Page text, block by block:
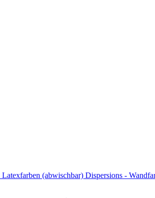
Latexfarben (abwischbar) Dispersions -